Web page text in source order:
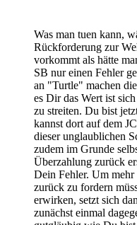
Was man tuen kann,
Rückforderung zur
vorkommt als hätte
SB nur einen Fehler
an "Turtle" machen
es Dir das Wert ist
zu streiten. Du bist
kannst dort auf dem
dieser unglaublichen
zudem im Grunde
Überzahlung zurück
Dein Fehler. Um
zurück zu fordern
erwirken, setzt sich
zunächst einmal